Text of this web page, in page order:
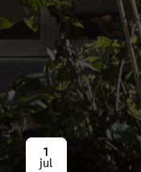
1
jul